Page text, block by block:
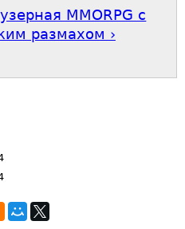
MMORPG с
размахом ›